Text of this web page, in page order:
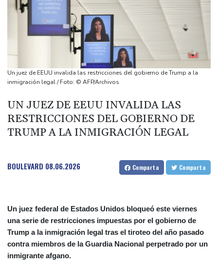
Irán afirma que Ormuz seguirá bloqueado hasta que EEUU
acepte "todas" sus condiciones
La fiebre del oro transforma vidas y paisajes en Afganistán
Irán plantea condiciones para la reapertura del estrecho de
Ormuz
Evacuaciones y vuelos cancelados en China al acercarse el tifón
Llega Messi a Argentina para despedir a su padre Jorge tras su
muerte
La FIFA contraataca y denuncia "un esfuerzo concertado para
Un juez de EEUU invalida las restricciones del gobierno de Trump a la
inmigración legal / Foto: © AFP/Archivos
UN JUEZ DE EEUU INVALIDA LAS
RESTRICCIONES DEL GOBIERNO DE
TRUMP A LA INMIGRACIÓN LEGAL
BOULEVARD 08.06.2026 Comparta Comparta
Un juez federal de Estados Unidos bloqueó este viernes
una serie de restricciones impuestas por el gobierno de
Trump a la inmigración legal tras el tiroteo del año pasado
contra miembros de la Guardia Nacional perpetrado por un
inmigrante afgano.